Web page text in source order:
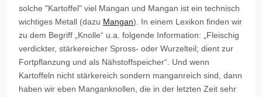
solche "Kartoffel" viel Mangan und Mangan ist ein technisch
wichtiges Metall (dazu Mangan). In einem Lexikon finden wir
zu dem Begriff „Knolle“ u.a. folgende Information: „Fleischig
verdickter, stärkereicher Spross- oder Wurzelteil; dient zur
Fortpflanzung und als Nähstoffspeicher“. Und wenn
Kartoffeln nicht stärkereich sondern manganreich sind, dann
haben wir eben Manganknollen, die in der letzten Zeit sehr